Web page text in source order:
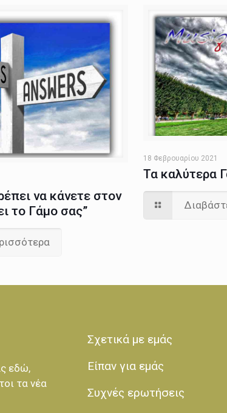
να κάνετε στον
το Γάμο σας”
18 Φεβρουαρίου 2021
Τα καλύτερα
εδώ,
τα νέα
Σχετικά με εμάς
Είπαν για εμάς
Συχνές ερωτήσεις